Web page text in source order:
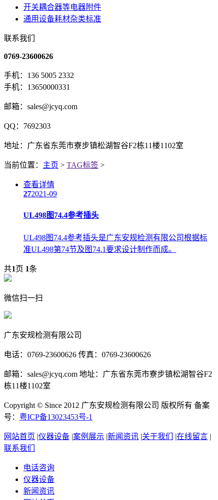
开关耦合器等电器附件
通用设备耗材杂类标准
联系我们
0769-23600626
手机：136 5005 2332
手机：13650000331
邮箱：sales@jcyq.com
QQ：7692303
地址：广东省东莞市寮步镇松湖智谷F2栋11楼1102室
当前位置： 主页 > TAG标签 >
查看详情
272021-09
UL498图74.4参考插头
UL498图74.4参考插头是广东安规检测有限公司根据标
准UL498第74节及图74.1要求设计制作而成。
共1页 1条
微信扫一扫
广东安规检测有限公司
电话：0769-23600626 传真：0769-23600626
邮箱：sales@jcyq.com 地址：广东省东莞市寮步镇松湖智谷F2
栋11楼1102室
Copyright © Since 2012 广东安规检测有限公司 版权所有 备案
号： 粤ICP备13023453号-1
网站首页 |仪器设备 |案例展示 |新闻资讯 |关于我们 |在线留言 |
联系我们
电话咨询
仪器设备
新闻资讯